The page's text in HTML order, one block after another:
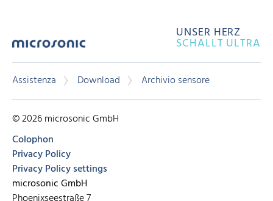
UNSER HERZ
SCHALLT ULTRA
Assistenza Download Archivio sensore
© 2026 microsonic GmbH
Colophon
Privacy Policy
Privacy Policy settings
microsonic GmbH